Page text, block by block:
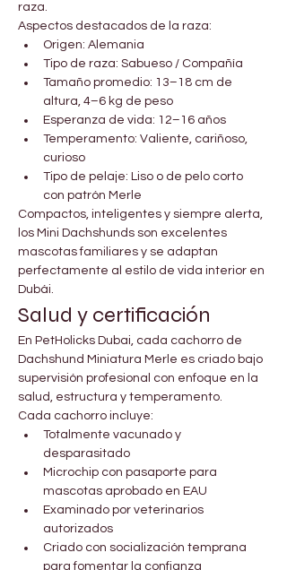
raza.
Aspectos destacados de la raza:
Origen: Alemania
Tipo de raza: Sabueso / Compañía
Tamaño promedio: 13–18 cm de
altura, 4–6 kg de peso
Esperanza de vida: 12–16 años
Temperamento: Valiente, cariñoso,
curioso
Tipo de pelaje: Liso o de pelo corto
con patrón Merle
Compactos, inteligentes y siempre alerta,
los Mini Dachshunds son excelentes
mascotas familiares y se adaptan
perfectamente al estilo de vida interior en
Dubái.
Salud y certificación
En PetHolicks Dubai, cada cachorro de
Dachshund Miniatura Merle es criado bajo
supervisión profesional con enfoque en la
salud, estructura y temperamento.
Cada cachorro incluye:
Totalmente vacunado y
desparasitado
Microchip con pasaporte para
mascotas aprobado en EAU
Examinado por veterinarios
autorizados
Criado con socialización temprana
para fomentar la confianza